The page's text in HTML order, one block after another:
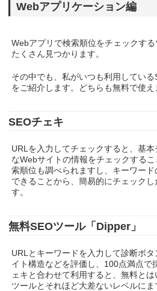
Webアプリケーション編
Webアプリで検索順位をチェックす
たくさん見つかります。
その中でも、私がいつも利用してい
をご紹介します。どちらも無料で使え
SEOチェキ
URLを入力してチェックすると、基
なWebサイトの情報をチェックする
索順位も調べられますし、キーワー
できることから、簡易的にチェック
す。
無料SEOツール「Dipper」
URLとキーワードを入力して診断ボ
イト構造などを評価し、100点満点で
ェキと合わせて利用すると、無料と
ツールとそれほど大差ないレベルにま